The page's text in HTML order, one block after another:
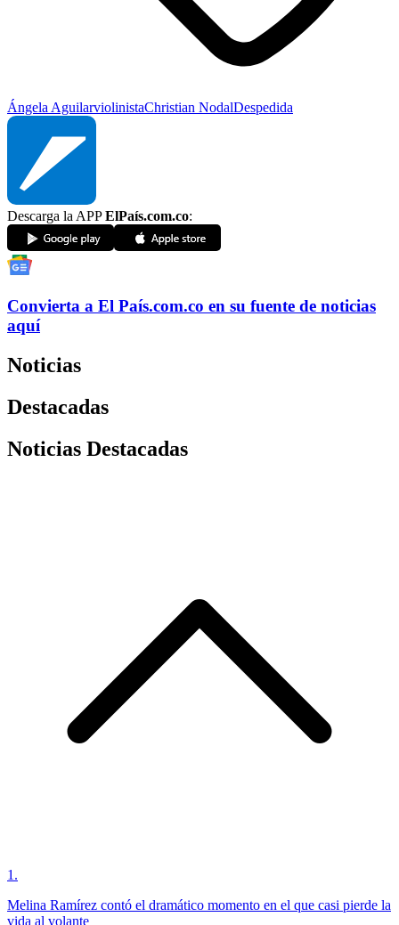
Ángela AguilarviolinistaChristian NodalDespedida
Descarga la APPElPaís.com.co:
Convierta a El País.com.co en su fuente de noticias
aquí
Noticias
Destacadas
Noticias Destacadas
1 .
Melina Ramírez contó el dramático momento en el que casi pierde la
vida al volante